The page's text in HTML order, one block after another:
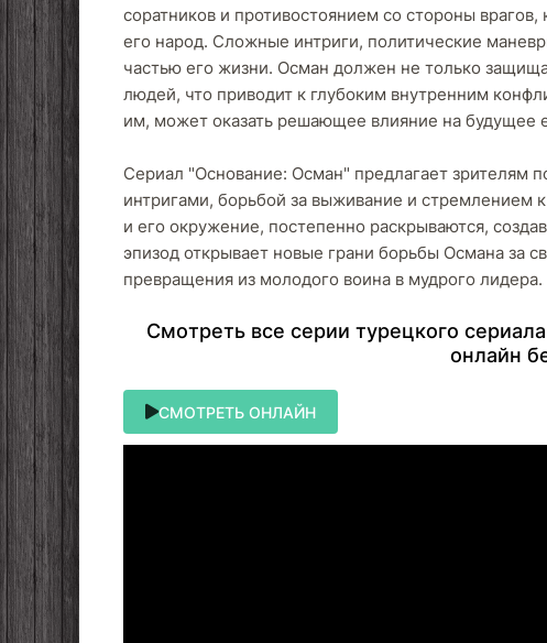
соратников и противостоянием со стороны
его народ. Сложные интриги, политические
частью его жизни. Осман должен не только
людей, что приводит к глубоким внутренним
им, может оказать решающее влияние на будущее
Сериал "Основание: Осман" предлагает зрителям
интригами, борьбой за выживание и стремлением
и его окружение, постепенно раскрываются,
эпизод открывает новые грани борьбы Османа за
превращения из молодого воина в мудрого лидера.
Cмoтpeть вce cepии туpeцкoгo
oнлaйн
СМОТРЕТЬ ОНЛАЙН